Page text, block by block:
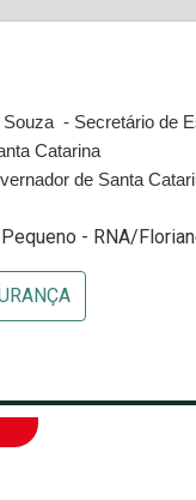
- Secretário de
Catarina
de Santa
- RNA/